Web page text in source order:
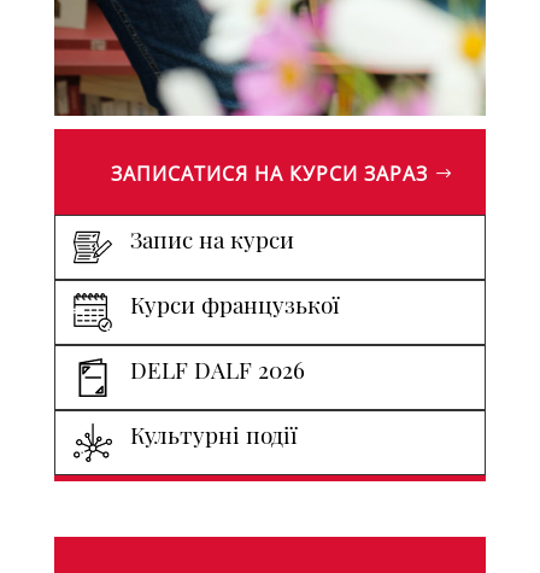
ЗАПИСАТИСЯ НА КУРСИ ЗАРАЗ
Запис на курси
Курси французької
DELF DALF 2026
Культурні події